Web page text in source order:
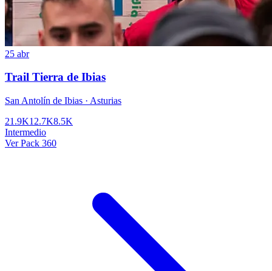
25 abr
Trail Tierra de Ibias
San Antolín de Ibias · Asturias
21.9K12.7K8.5K
Intermedio
Ver Pack 360